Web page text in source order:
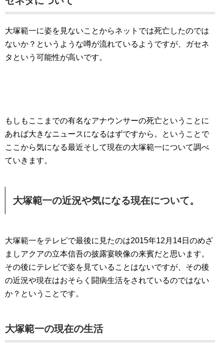
大塚範一に姿を見ないことからネットでは死亡したのでは
ないか？というような噂が流れているようですが、ガセネ
タという可能性が高いです。
もしもここまでの有名なアナウンサーの死亡ということに
あれば大きなニュースになるはずですから。ということで
ここから気になる最近そして現在の大塚範一について調べ
ていきます。
大塚範一の近況や気になる現在について。
大塚範一をテレビで最後に見たのは2015年12月14日のめざ
ましアクアの立本信吾の披露宴映像の来賓だと思います。
その後にテレビで姿を見ていることはないですが、その後
の近況や現在はおそらく闘病生活をされているのではない
か？ということです。
大塚範一の現在の生活